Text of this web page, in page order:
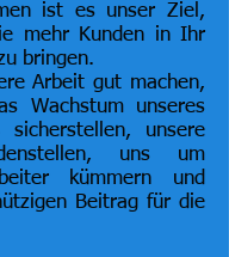
ist es unser Ziel,
mehr Kunden in Ihr
bringen.
Arbeit gut machen,
Wachstum unseres
sicherstellen, unsere
uns um
kümmern und
Beitrag für die